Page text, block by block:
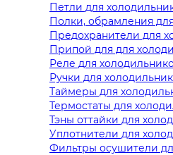
Петли для
Полки, обрамления
Предохранители для
Припой для для
Реле для
Ручки для
Таймеры для
Термостаты для
Тэны оттайки для
Уплотнители для
Фильтры осушители